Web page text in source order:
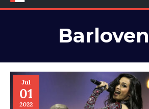
ESCplus España
Jul
01
2022